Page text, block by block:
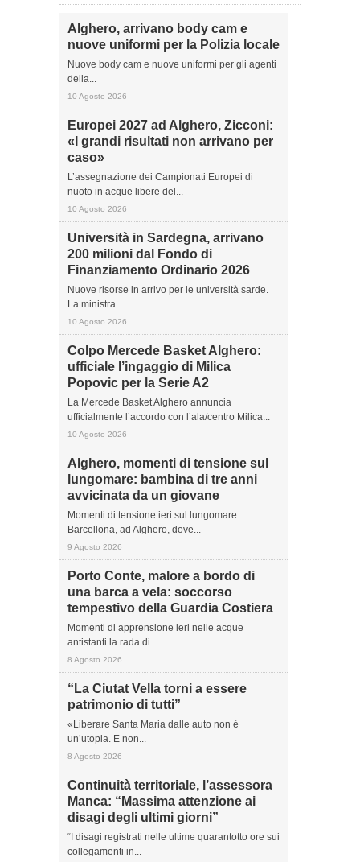
Alghero, arrivano body cam e
nuove uniformi per la Polizia locale
Nuove body cam e nuove uniformi per gli agenti
della...
10 Agosto 2026
Europei 2027 ad Alghero, Zicconi:
«I grandi risultati non arrivano per
caso»
L’assegnazione dei Campionati Europei di
nuoto in acque libere del...
10 Agosto 2026
Università in Sardegna, arrivano
200 milioni dal Fondo di
Finanziamento Ordinario 2026
Nuove risorse in arrivo per le università sarde.
La ministra...
10 Agosto 2026
Colpo Mercede Basket Alghero:
ufficiale l’ingaggio di Milica
Popovic per la Serie A2
La Mercede Basket Alghero annuncia
ufficialmente l’accordo con l’ala/centro Milica...
10 Agosto 2026
Alghero, momenti di tensione sul
lungomare: bambina di tre anni
avvicinata da un giovane
Momenti di tensione ieri sul lungomare
Barcellona, ad Alghero, dove...
9 Agosto 2026
Porto Conte, malore a bordo di
una barca a vela: soccorso
tempestivo della Guardia Costiera
Momenti di apprensione ieri nelle acque
antistanti la rada di...
8 Agosto 2026
“La Ciutat Vella torni a essere
patrimonio di tutti”
«Liberare Santa Maria dalle auto non è
un’utopia. E non...
8 Agosto 2026
Continuità territoriale, l’assessora
Manca: “Massima attenzione ai
disagi degli ultimi giorni”
“I disagi registrati nelle ultime quarantotto ore sui
collegamenti in...